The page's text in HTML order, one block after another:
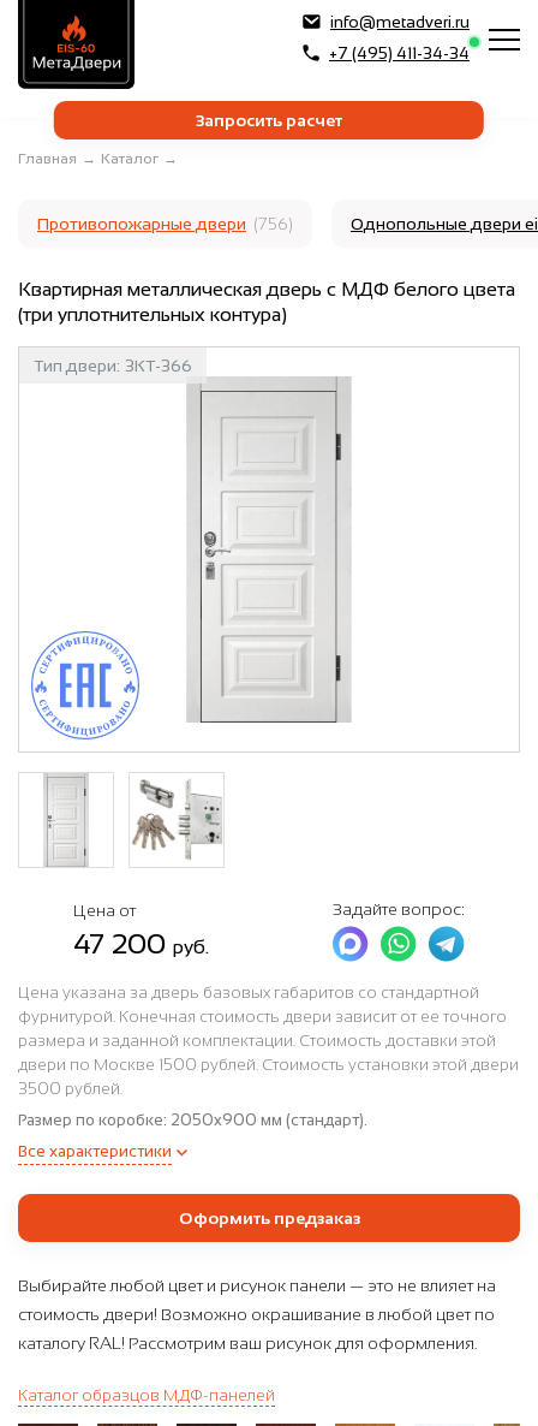
info@metadveri.ru
+7 (495) 411-34-34
Запросить расчет
Главная → Каталог →
Противопожарные двери (756) Однопольные двери
Квартирная металлическая дверь с МДФ белого цвета
(три уплотнительных контура)
Тип двери: 3КТ-366
Цена от
47 200 руб.
Задайте вопрос:
Цена указана за дверь базовых габаритов со стандартной
фурнитурой. Конечная стоимость двери зависит от ее точного
размера и заданной комплектации. Стоимость доставки этой
двери по Москве 1500 рублей. Стоимость установки этой двери
3500 рублей.
Размер по коробке: 2050x900 мм (стандарт).
Все характеристики
Оформить предзаказ
Выбирайте любой цвет и рисунок панели — это не влияет на
стоимость двери! Возможно окрашивание в любой цвет по
каталогу RAL! Рассмотрим ваш рисунок для оформления.
Каталог образцов МДФ-панелей